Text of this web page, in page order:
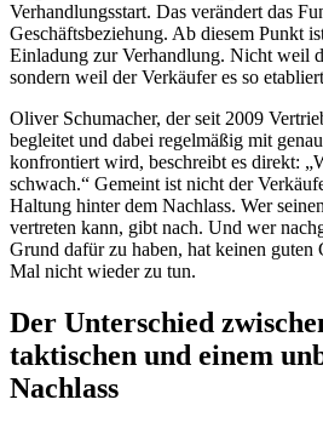
Verhandlungsstart. Das verändert das
Geschäftsbeziehung. Ab diesem Punkt
Einladung zur Verhandlung. Nicht weil
sondern weil der Verkäufer es so
Oliver Schumacher, der seit 2009
begleitet und dabei regelmäßig mit
konfrontiert wird, beschreibt es direkt:
schwach.“ Gemeint ist nicht der
Haltung hinter dem Nachlass. Wer
vertreten kann, gibt nach. Und wer
Grund dafür zu haben, hat keinen guten
Mal nicht wieder zu tun.
Der Unterschied
taktischen und einem
Nachlass